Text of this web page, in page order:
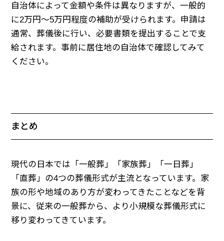
自治体によって金額や条件は異なりますが、一般的
に2万円～5万円程度の補助が受けられます。申請は
通常、葬儀後に行い、必要書類を提出することで支
給されます。事前に居住地の自治体で確認してみて
ください。
まとめ
現代の日本では「一般葬」「家族葬」「一日葬」
「直葬」の4つの葬儀形式が主流となっています。家
族の形や地域のあり方が変わってきたことなどを背
景に、従来の一般葬から、より小規模な葬儀形式に
移り変わってきています。